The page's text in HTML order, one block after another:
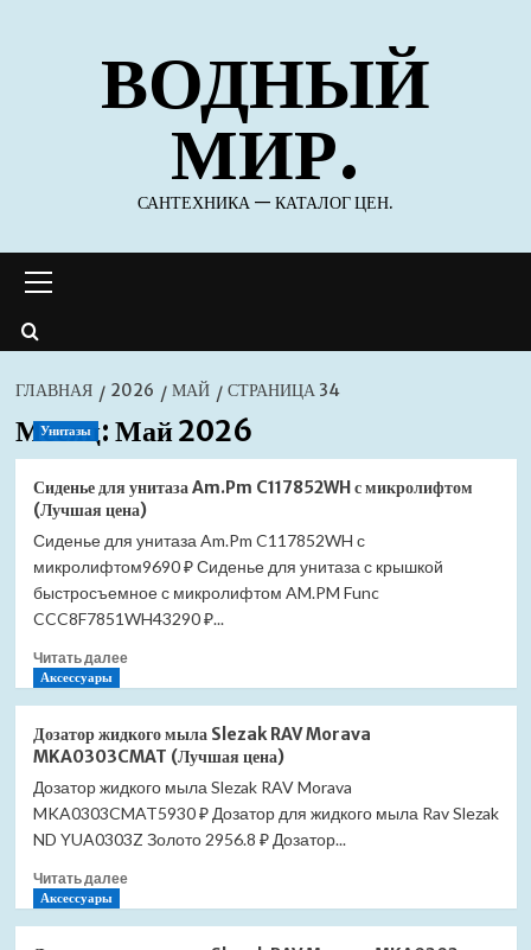
содержимомуВОДНЫЙ
МИР.
САНТЕХНИКА — КАТАЛОГ ЦЕН.
меню
ГЛАВНАЯ 2026 МАЙ СТРАНИЦА 34
Месяц:Май 2026
Унитазы
Сиденье для унитаза Am.Pm C117852WH с микролифтом
(Лучшая цена)
Сиденье для унитаза Am.Pm C117852WH с
микролифтом9690 ₽ Сиденье для унитаза с крышкой
быстросъемное с микролифтом AM.PM Func
CCC8F7851WH43290 ₽...
Читать далееПрочитать
для
унитаза
Am.Pm
C117852WH
с
(Лучшая
Аксессуары
Дозатор жидкого мыла Slezak RAV Morava
MKA0303CMAT (Лучшая цена)
Дозатор жидкого мыла Slezak RAV Morava
MKA0303CMAT5930 ₽ Дозатор для жидкого мыла Rav Slezak
ND YUA0303Z Золото 2956.8 ₽ Дозатор...
Читать далееПрочитать
Аксессуары